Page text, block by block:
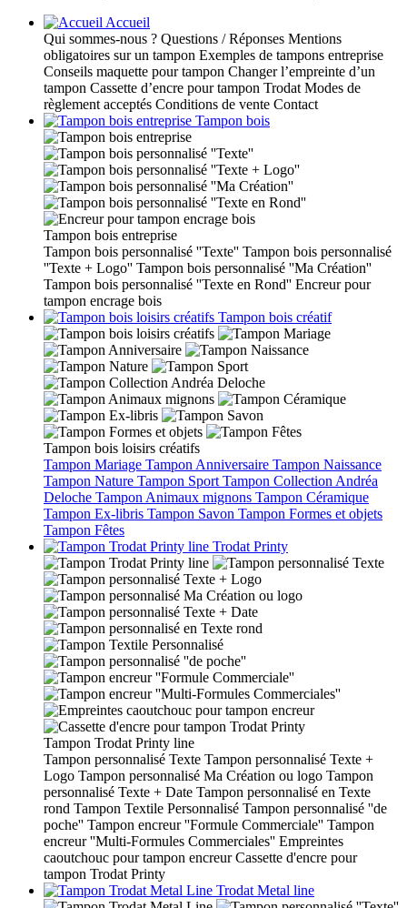
Accueil
Qui sommes-nous ? Questions / Réponses Mentions
obligatoires sur un tampon Exemples de tampons entreprise
Conseils maquette pour tampon Changer l’empreinte d’un
tampon Cassette d’encre pour tampon Trodat Modes de
règlement acceptés Conditions de vente Contact
Tampon bois
Tampon bois entreprise
Tampon bois personnalisé ''Texte'' Tampon bois personnalisé
''Texte + Logo'' Tampon bois personnalisé ''Ma Création''
Tampon bois personnalisé ''Texte en Rond'' Encreur pour
tampon encrage bois
Tampon bois créatif
Tampon bois loisirs créatifs
Tampon Mariage Tampon Anniversaire Tampon Naissance
Tampon Nature Tampon Sport Tampon Collection Andréa
Deloche Tampon Animaux mignons Tampon Céramique
Tampon Ex-libris Tampon Savon Tampon Formes et objets
Tampon Fêtes
Trodat Printy
Tampon Trodat Printy line
Tampon personnalisé Texte Tampon personnalisé Texte +
Logo Tampon personnalisé Ma Création ou logo Tampon
personnalisé Texte + Date Tampon personnalisé en Texte
rond Tampon Textile Personnalisé Tampon personnalisé ''de
poche'' Tampon encreur ''Formule Commerciale'' Tampon
encreur ''Multi-Formules Commerciales'' Empreintes
caoutchouc pour tampon encreur Cassette d'encre pour
tampon Trodat Printy
Trodat Metal line